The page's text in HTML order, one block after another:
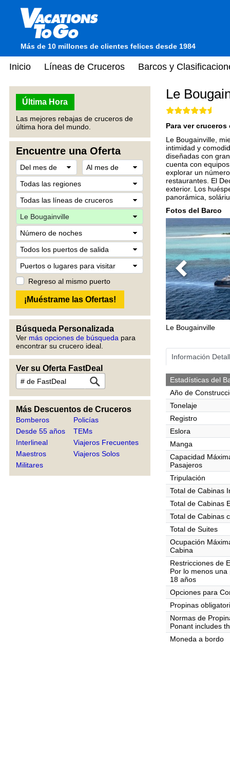
Más de 10 millones de clientes felices desde 1984
Inicio Líneas de Cruceros Barcos y
Última Hora
Las mejores rebajas de cruceros de
última hora del mundo.
Encuentre una Oferta
Regreso al mismo puerto
Búsqueda Personalizada
Ver más opciones de búsqueda para
encontrar su crucero ideal.
Ver su Oferta FastDeal
Más Descuentos de Cruceros
Bomberos
Desde 55 años
Interlineal
Maestros
Militares
Policías
TEMs
Viajeros Frecuentes
Viajeros Solos
Le
Para ver
Le Bougainville,
intimidad y
diseñadas con
cuenta con
explorar un
restaurantes. El
exterior. Los
panorámica,
Fotos del Barco
Previous
Le Bougainville
Información
Estadísticas del
Año de
Tonelaje
Registro
Eslora
Manga
Capacidad
Pasajeros
Tripulación
Total de Cabinas
Total de Cabinas
Total de Cabinas
Total de Suites
Ocupación
Cabina
Restricciones de
Por lo menos
18 años
Opciones para
Propinas
Normas de
Ponant includes
Moneda a bordo